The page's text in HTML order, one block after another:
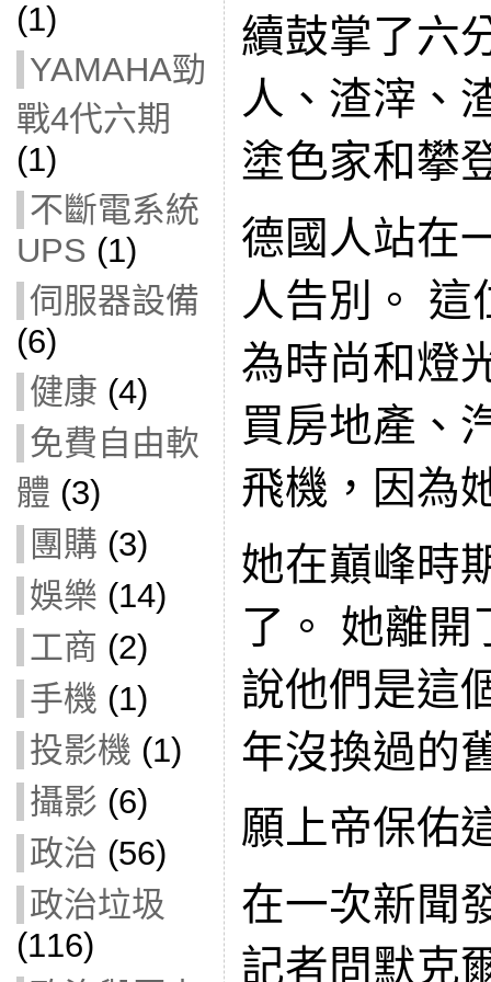
(1)
YAMAHA勁
戰4代六期
(1)
不斷電系統
UPS (1)
伺服器設備
(6)
健康 (4)
免費自由軟
體 (3)
團購 (3)
娛樂 (14)
工商 (2)
手機 (1)
投影機 (1)
攝影 (6)
政治 (56)
政治垃圾
(116)
續鼓掌了六
人、渣滓、
塗色家和攀
德國人站在
人告別。 這
為時尚和燈
買房地產、
飛機，因為
她在巔峰時
了。 她離開
說他們是這
年沒換過的
願上帝保佑
在一次新聞
記者問默克